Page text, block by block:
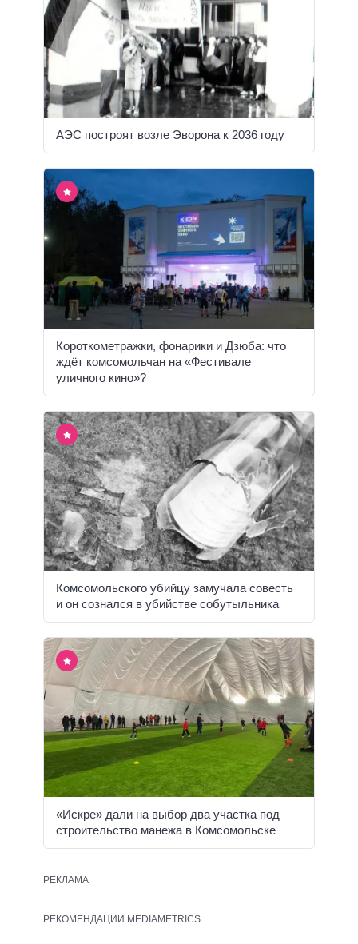
АЭС построят возле Эворона к 2036 году
Короткометражки, фонарики и Дзюба: что
ждёт комсомольчан на «Фестивале
уличного кино»?
Комсомольского убийцу замучала совесть
и он сознался в убийстве собутыльника
«Искре» дали на выбор два участка под
строительство манежа в Комсомольске
РЕКЛАМА
РЕКОМЕНДАЦИИ MEDIAMETRICS